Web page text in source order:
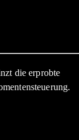
die erprobte